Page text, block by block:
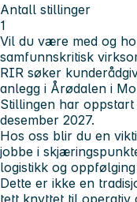
Antall stillinger
1
Vil du være med og
samfunnskritisk
RIR søker
anlegg i Årødalen i
Stillingen har
desember 2027.
Hos oss blir du en
jobbe i
logistikk og
Dette er ikke en
tett knyttet til operativ